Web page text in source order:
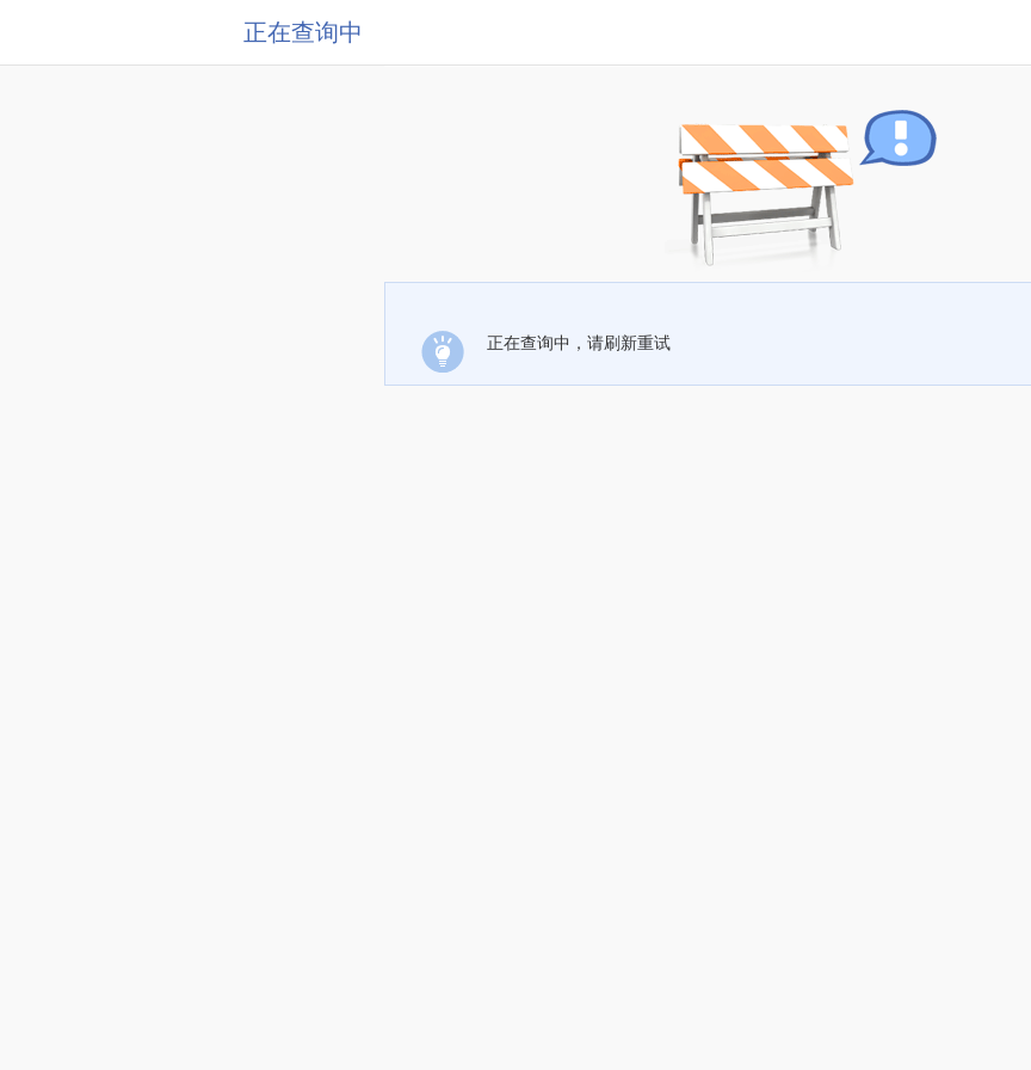
正在查询中
正在查询中，请刷新重试